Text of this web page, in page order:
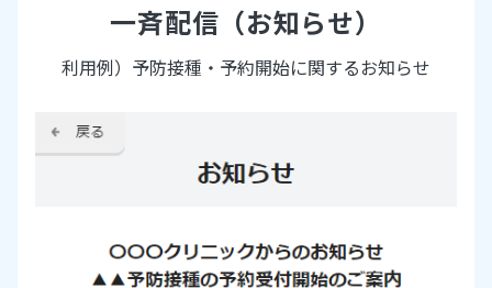
一斉配信（お知らせ）
利用例）予防接種・予約開始に関するお知らせ